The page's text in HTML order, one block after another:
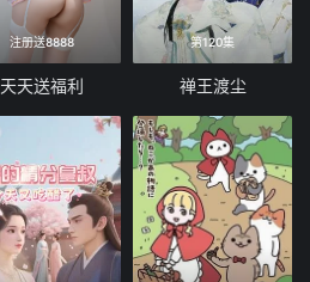
112
116
119 120
123 124
127 128
131 132
注册送8888
天天送福利
第120集
禅王渡尘